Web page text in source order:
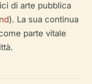
di arte pubblica
). La sua continua
parte vitale